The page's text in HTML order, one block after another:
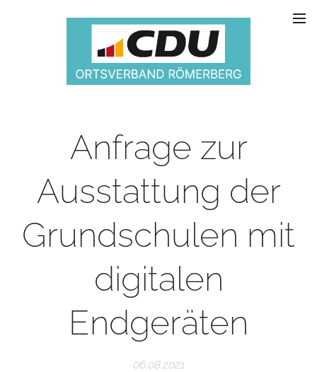
Anfrage zur
Ausstattung der
Grundschulen mit
digitalen
Endgeräten
06.08.2021